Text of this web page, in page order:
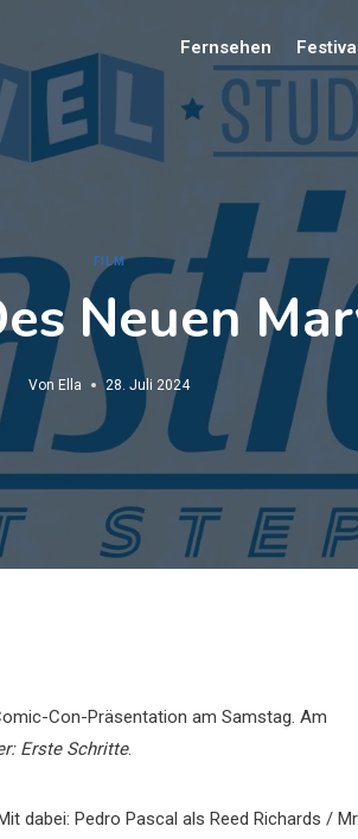
Fernsehen
FILM
Neuen
Von Ella 28. Juli 2024
Con-Präsentation am Samstag. Am
Erste Schritte.
dabei: Pedro Pascal als Reed Richards / Mr.